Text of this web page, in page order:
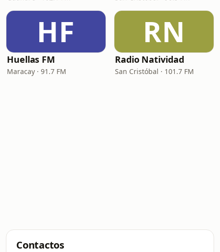
HF
Huellas FM
Maracay · 91.7 FM
RN
Radio Natividad
San Cristóbal · 101.7 FM
Contactos